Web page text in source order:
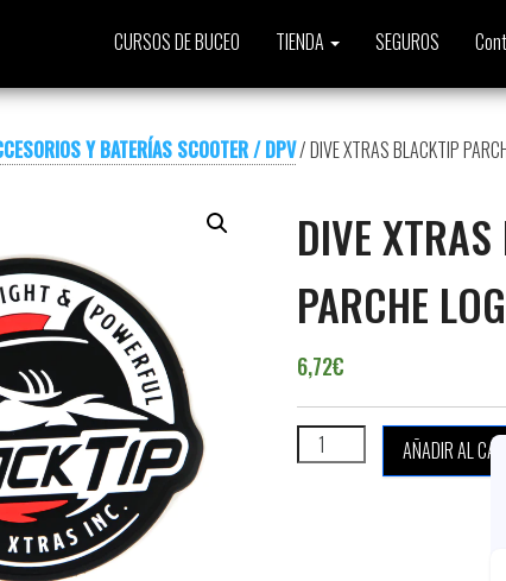
CURSOS DE BUCEO TIENDA SEGUROS
Y BATERÍAS SCOOTER / DPV/ DIVE XTRAS BLACKTIP
DIVE
PARCHE
6,72€
DIVE XTRAS BLACKTIP
AÑADIR AL